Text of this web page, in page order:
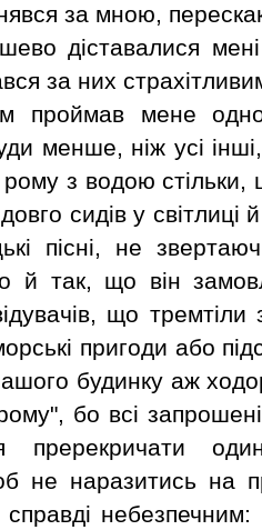
за мною,
діставалися
за них
проймав мене
менше, ніж усі
рому з водою
сидів у світлиці
пісні, не
й так, що він
що тремтіли
пригоди або
будинку аж
бо всі
пререкричати
не наразитись на
справді